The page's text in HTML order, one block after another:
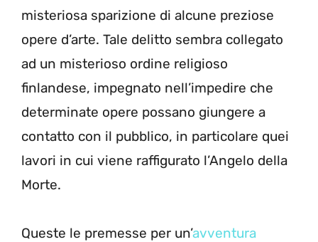
misteriosa sparizione di alcune preziose
opere d’arte. Tale delitto sembra collegato
ad un misterioso ordine religioso
finlandese, impegnato nell’impedire che
determinate opere possano giungere a
contatto con il pubblico, in particolare quei
lavori in cui viene raffigurato l’Angelo della
Morte.
Queste le premesse per un’avventura